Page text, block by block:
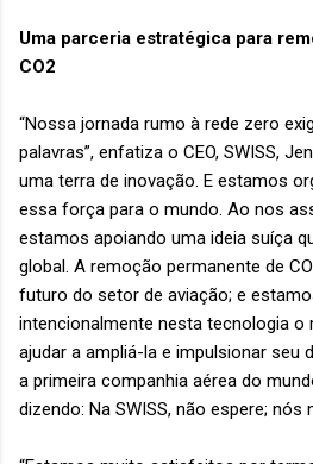
Uma parceria estratégica para
CO2
“Nossa jornada rumo à rede zero
palavras”, enfatiza o CEO, SWISS,
uma terra de inovação. E estamos
essa força para o mundo. Ao nos
estamos apoiando uma ideia suíça
global. A remoção permanente de
futuro do setor de aviação; e
intencionalmente nesta tecnologia o
ajudar a ampliá-la e impulsionar seu
a primeira companhia aérea do
dizendo: Na SWISS, não espere;